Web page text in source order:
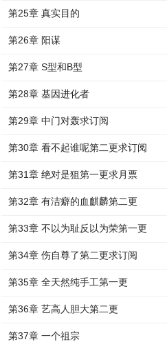
第25章 真实目的
第26章 阳谋
第27章 S型和B型
第28章 基因进化者
第29章 中门对轰求订阅
第30章 看不起谁呢第二更求订阅
第31章 绝对是狙第一更求月票
第32章 有洁癖的血麒麟第二更
第33章 不以为耻反以为荣第一更
第34章 伤自尊了第二更求订阅
第35章 全天然纯手工第一更
第36章 艺高人胆大第二更
第37章 一个祖宗